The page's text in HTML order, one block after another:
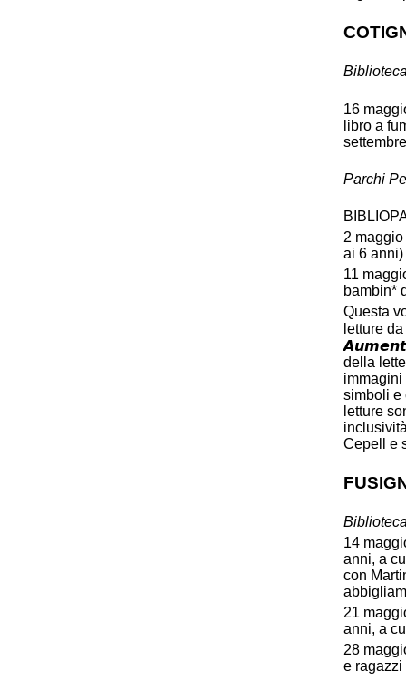
16
libro a
Parchi
2
ai 6 anni)
11
bambin*
Questa
letture
della
simboli e
letture
Cepell e
14
anni, a
con
21
anni, a
28
e